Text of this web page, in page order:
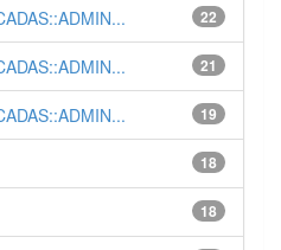
22
21
19
18
18